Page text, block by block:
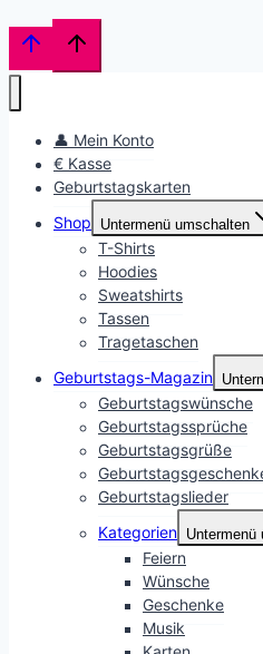
👤 Mein Konto
€ Kasse
Geburtstagskarten
Shop
Untermenü umschalten
T-Shirts
Hoodies
Sweatshirts
Tassen
Tragetaschen
Geburtstags-Magazin
Geburtstagswünsche
Geburtstagssprüche
Geburtstagsgrüße
Geburtstagslieder
Kategorien Untermenü
Feiern
Wünsche
Geschenke
Musik